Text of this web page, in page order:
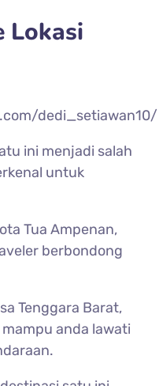
Lokasi
dedi_setiawan10/
ini menjadi salah
untuk
Tua Ampenan,
berbondong
Tenggara Barat,
anda lawati